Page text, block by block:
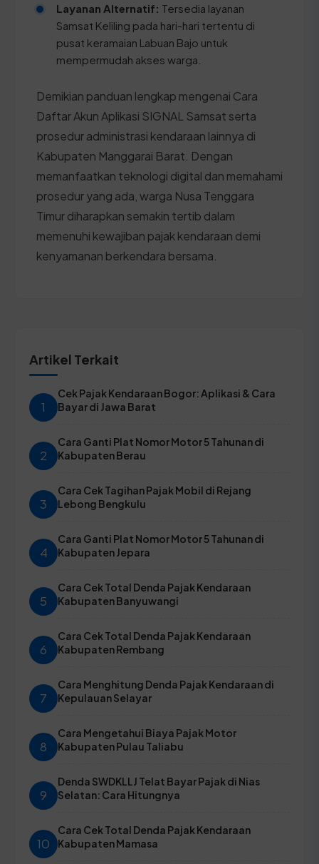
Layanan Alternatif: Tersedia layanan
Samsat Keliling pada hari-hari tertentu di
pusat keramaian Labuan Bajo untuk
mempermudah akses warga.
Demikian panduan lengkap mengenai Cara
Daftar Akun Aplikasi SIGNAL Samsat serta
prosedur administrasi kendaraan lainnya di
Kabupaten Manggarai Barat. Dengan
memanfaatkan teknologi digital dan memahami
prosedur yang ada, warga Nusa Tenggara
Timur diharapkan semakin tertib dalam
memenuhi kewajiban pajak kendaraan demi
kenyamanan berkendara bersama.
Artikel Terkait
1
Cek Pajak Kendaraan Bogor: Aplikasi & Cara
Bayar di Jawa Barat
2
Cara Ganti Plat Nomor Motor 5 Tahunan di
Kabupaten Berau
3
Cara Cek Tagihan Pajak Mobil di Rejang
Lebong Bengkulu
4
Cara Ganti Plat Nomor Motor 5 Tahunan di
Kabupaten Jepara
5
Cara Cek Total Denda Pajak Kendaraan
Kabupaten Banyuwangi
6
Cara Cek Total Denda Pajak Kendaraan
Kabupaten Rembang
7
Cara Menghitung Denda Pajak Kendaraan di
Kepulauan Selayar
8
Cara Mengetahui Biaya Pajak Motor
Kabupaten Pulau Taliabu
9
Denda SWDKLLJ Telat Bayar Pajak di Nias
Selatan: Cara Hitungnya
10
Cara Cek Total Denda Pajak Kendaraan
Kabupaten Mamasa